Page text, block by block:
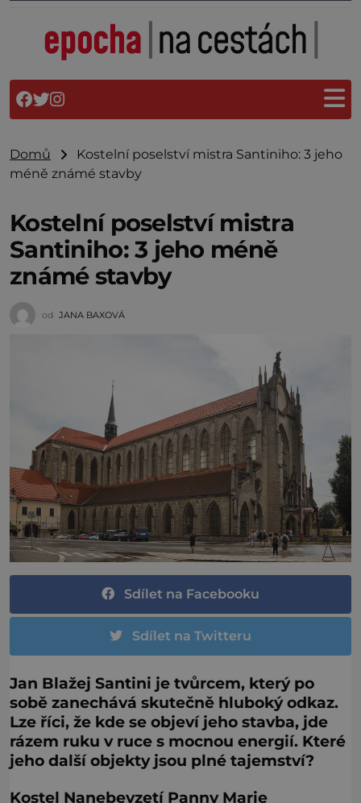
Domů
Kostelní poselství mistra Santiniho: 3 jeho
méně známé stavby
Kostelní poselství mistra
Santiniho: 3 jeho méně
známé stavby
od JANA BAXOVÁ
Sdílet na Facebooku
Sdílet na Twitteru
Jan Blažej Santini je tvůrcem, který po
sobě zanechává skutečně hluboký odkaz.
Lze říci, že kde se objeví jeho stavba, jde
rázem ruku v ruce s mocnou energií. Které
jeho další objekty jsou plné tajemství?
Kostel Nanebevzetí Panny Marie